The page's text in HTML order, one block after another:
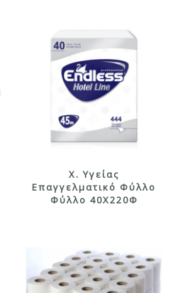
Χ. Υγείας
Επαγγελματικό Φύλλο
Φύλλο 40Χ220Φ